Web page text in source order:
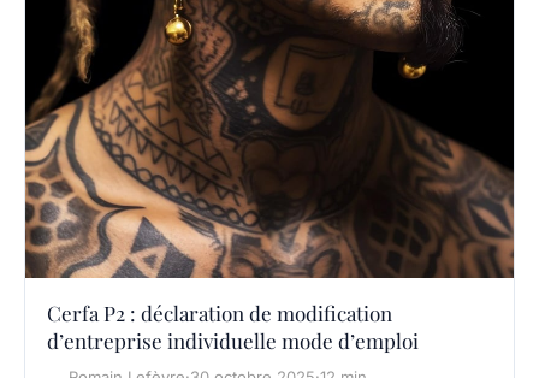
Cerfa P2 : déclaration de modification
d’entreprise individuelle mode d’emploi